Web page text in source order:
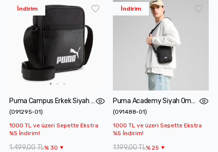
İndirim
Puma Campus Erkek Siyah Omuz Çantası
(091295-01)
1000 TL ve üzeri Sepette Ekstra
%5 İndirim!
1.499,00 TL% 30
İndirim
Puma Academy Siyah Omuz Çantası
(091488-01)
1000 TL ve üzeri Sepette Ekstra
%5 İndirim!
1.199,00 TL% 25